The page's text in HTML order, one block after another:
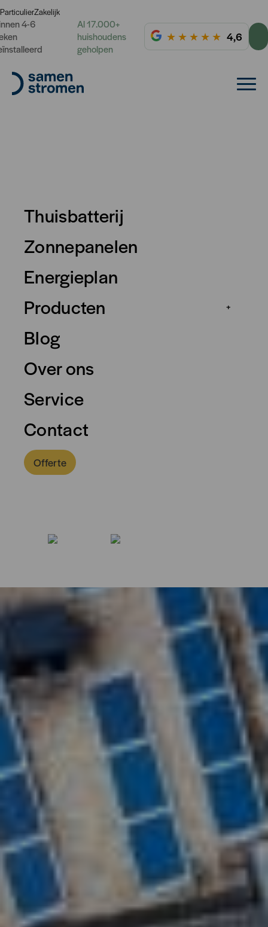
ParticulierZakelijk
4-6
Al 17.000+
huishoudens
geholpen
★ ★ ★ ★ ★ 4,6
Thuisbatterij
Zonnepanelen
Energieplan
Producten
+
Blog
Over ons
Service
Contact
Offerte